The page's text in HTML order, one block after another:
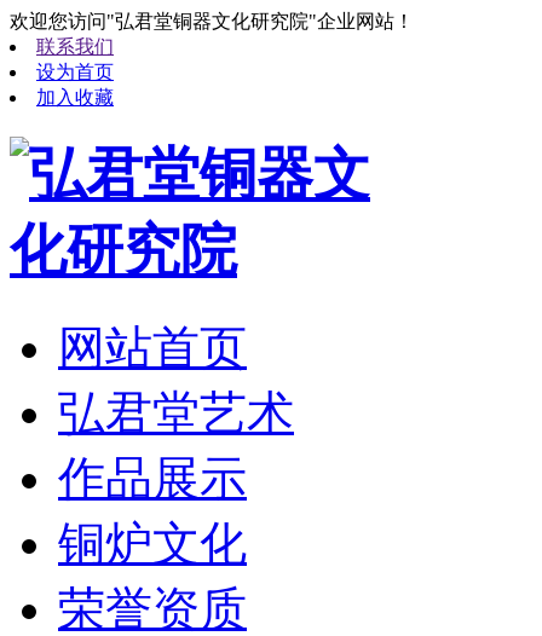
欢迎您访问"弘君堂铜器文化研究院"企业网站！
联系我们
设为首页
加入收藏
网站首页
弘君堂艺术
作品展示
铜炉文化
荣誉资质